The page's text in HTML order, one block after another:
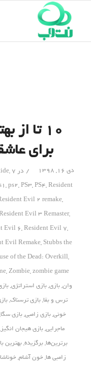
۱۰ تا
برای
دی ۱۶, ۱۳۹۸ / در 7 Days to Die
,
,ps2,PS3,PS4,Resident
Evil 2 remake,
Evil 3 Remaster,
Evil 6,Resident Evil 7,
Evil Remake, Stubbs the
of the Dead: Overkill,
,Zombie,zombie game
وان,بازی,بازی استراتژی,
ترس و بقا,بازی ترسناک,
خونی,بازی زامبی,بازی سگا
ماجرایی,بازی هیجان انگیز,
برترین‌ها,برگزیده,بهترین
زامبی ها,خون آشام,